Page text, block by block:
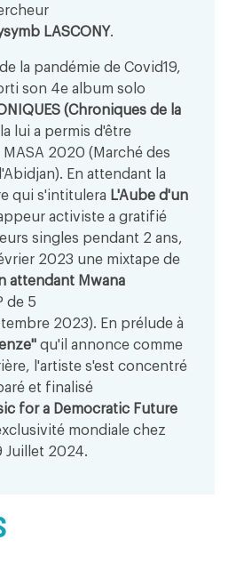
LASCONY.
la pandémie de Covid19,
son 4e album solo
(Chroniques de la
lui a permis d'être
2020 (Marché des
En attendant la
qui s'intitulera L'Aube d'un
activiste a gratifié
singles pendant 2 ans,
2023 une mixtape de
attendant Mwana
de 5
2023). En prélude à
qu'il annonce comme
l'artiste s'est concentré
et finalisé
for a Democratic Future
mondiale chez
Juillet 2024.